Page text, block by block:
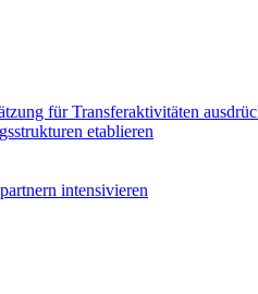
für Transferaktivitäten
etablieren
intensivieren